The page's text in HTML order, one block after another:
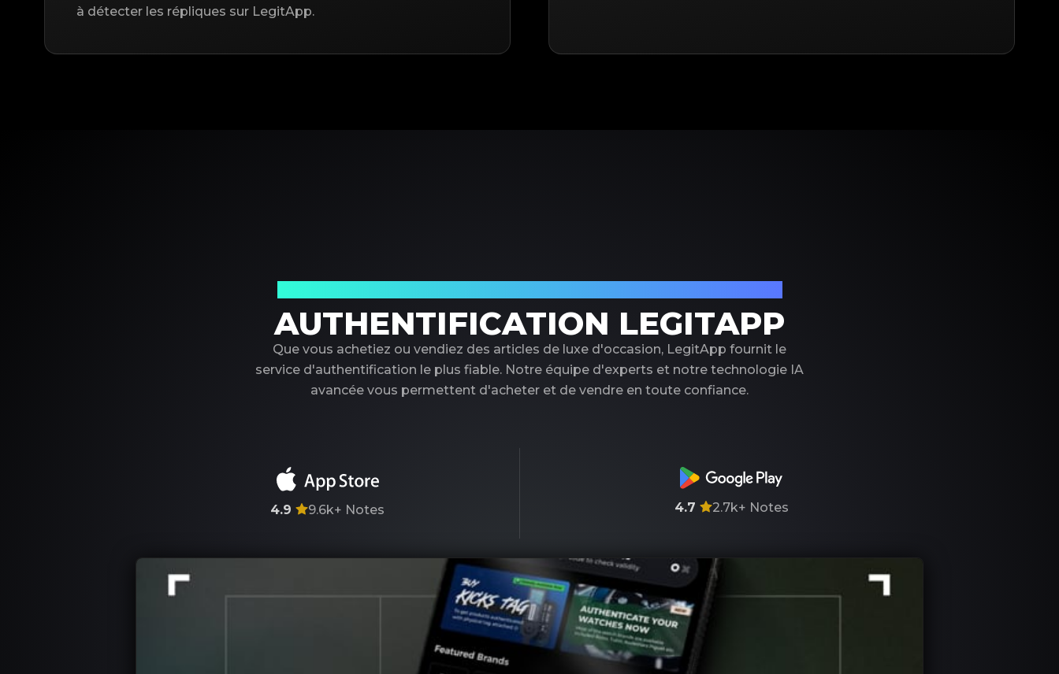
à détecter les répliques sur LegitApp.
AUTHENTIFICATION LEGITAPP
Que vous achetiez ou vendiez des articles de luxe d'occasion, LegitApp fournit le
service d'authentification le plus fiable. Notre équipe d'experts et notre technologie IA
avancée vous permettent d'acheter et de vendre en toute confiance.
4.9 9.6k+ Notes 4.7 2.7k+ Notes